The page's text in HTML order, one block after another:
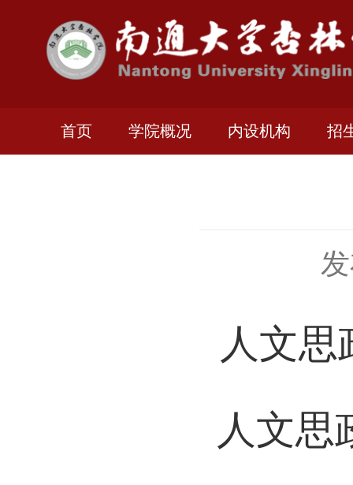
首页 学院概况 内设机构 招
人文思
人文思